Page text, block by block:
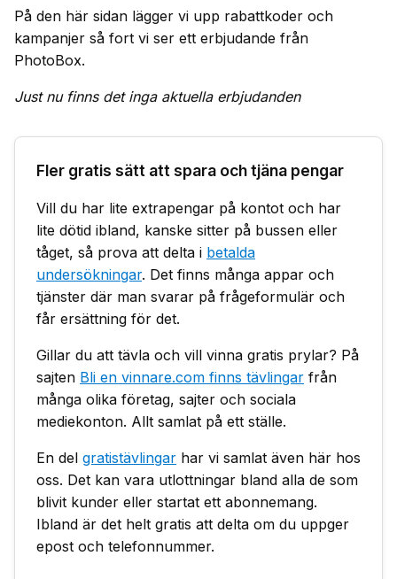
På den här sidan lägger vi upp rabattkoder och
kampanjer så fort vi ser ett erbjudande från
PhotoBox.
Just nu finns det inga aktuella erbjudanden
Fler gratis sätt att spara och tjäna pengar
Vill du har lite extrapengar på kontot och har
lite dötid ibland, kanske sitter på bussen eller
tåget, så prova att delta i betalda
undersökningar. Det finns många appar och
tjänster där man svarar på frågeformulär och
får ersättning för det.
Gillar du att tävla och vill vinna gratis prylar? På
sajten Bli en vinnare.com finns tävlingar från
många olika företag, sajter och sociala
mediekonton. Allt samlat på ett ställe.
En del gratistävlingar har vi samlat även här hos
oss. Det kan vara utlottningar bland alla de som
blivit kunder eller startat ett abonnemang.
Ibland är det helt gratis att delta om du uppger
epost och telefonnummer.